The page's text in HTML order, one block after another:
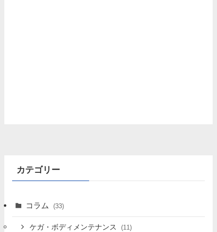
カテゴリー
コラム (33)
ケガ・ボディメンテナンス (11)